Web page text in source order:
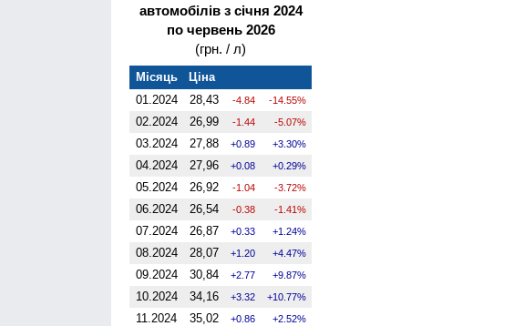
автомобілів з січня 2024
по червень 2026
(грн. / л)
Місяць
Ціна
01.2024
28,43 -4.84 -14.55%
02.2024 26,99 -1.44 -5.07%
03.2024 27,88 0.89 3.30%
04.2024 27,96 0.08 0.29%
05.2024 26,92 -1.04 -3.72%
06.2024 26,54 -0.38 -1.41%
07.2024 26,87 0.33 1.24%
08.2024 28,07 1.20 4.47%
09.2024 30,84 2.77 9.87%
10.2024 34,16 3.32 10.77%
11.2024 35,02 0.86 2.52%